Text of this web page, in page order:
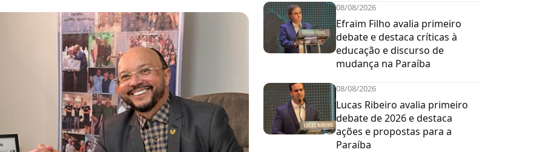
08/08/2026
Efraim Filho avalia primeiro
debate e destaca críticas à
educação e discurso de
mudança na Paraíba
08/08/2026
Lucas Ribeiro avalia primeiro
debate de 2026 e destaca
ações e propostas para a
Paraíba